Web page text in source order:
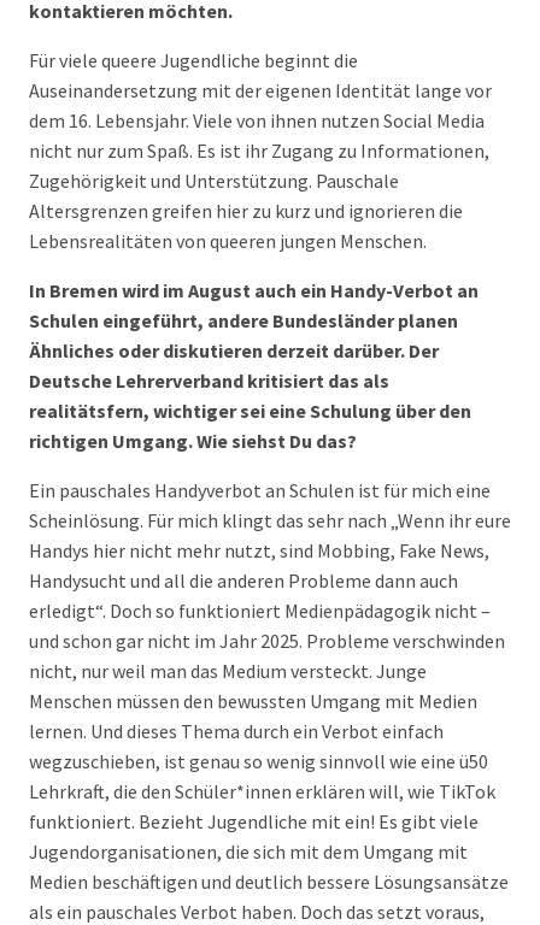
kontaktieren möchten.
Für viele queere Jugendliche beginnt die
Auseinandersetzung mit der eigenen Identität lange vor
dem 16. Lebensjahr. Viele von ihnen nutzen Social Media
nicht nur zum Spaß. Es ist ihr Zugang zu Informationen,
Zugehörigkeit und Unterstützung. Pauschale
Altersgrenzen greifen hier zu kurz und ignorieren die
Lebensrealitäten von queeren jungen Menschen.
In Bremen wird im August auch ein Handy-Verbot an
Schulen eingeführt, andere Bundesländer planen
Ähnliches oder diskutieren derzeit darüber. Der
Deutsche Lehrerverband kritisiert das als
realitätsfern, wichtiger sei eine Schulung über den
richtigen Umgang. Wie siehst Du das?
Ein pauschales Handyverbot an Schulen ist für mich eine
Scheinlösung. Für mich klingt das sehr nach „Wenn ihr eure
Handys hier nicht mehr nutzt, sind Mobbing, Fake News,
Handysucht und all die anderen Probleme dann auch
erledigt“. Doch so funktioniert Medienpädagogik nicht –
und schon gar nicht im Jahr 2025. Probleme verschwinden
nicht, nur weil man das Medium versteckt. Junge
Menschen müssen den bewussten Umgang mit Medien
lernen. Und dieses Thema durch ein Verbot einfach
wegzuschieben, ist genau so wenig sinnvoll wie eine ü50
Lehrkraft, die den Schüler*innen erklären will, wie TikTok
funktioniert. Bezieht Jugendliche mit ein! Es gibt viele
Jugendorganisationen, die sich mit dem Umgang mit
Medien beschäftigen und deutlich bessere Lösungsansätze
als ein pauschales Verbot haben. Doch das setzt voraus,